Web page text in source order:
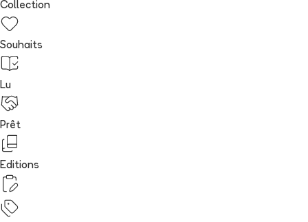
Collection
Souhaits
Lu
Prêt
Editions